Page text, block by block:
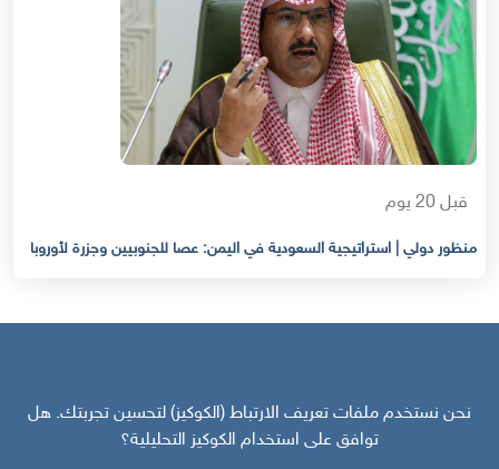
قبل 20 يوم
منظور دولي | استراتيجية السعودية في اليمن: عصا للجنوبيين وجزرة لأوروبا
نحن نستخدم ملفات تعريف الارتباط (الكوكيز) لتحسين تجربتك. هل
توافق على استخدام الكوكيز التحليلية؟